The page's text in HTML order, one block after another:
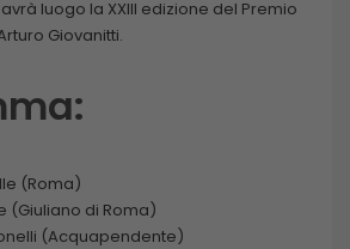
luogo la XXIII edizione del Premio
Giovanitti.
(Roma)
(Giuliano di Roma)
(Acquapendente)